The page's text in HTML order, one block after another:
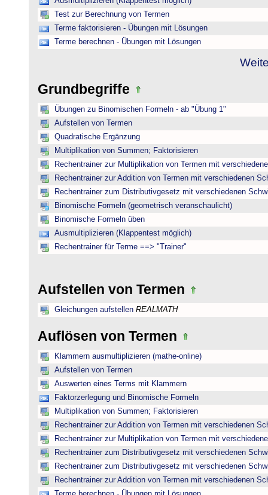
Test zur Berechnung von Termen
Terme faktorisieren - Übungen mit Lösungen
Terme berechnen - Übungen mit Lösungen
Grundbegriffe
Übungen zu Binomischen Formeln - ab "Übung 1"
Aufstellen von Termen
Quadratische Ergänzung
Multiplikation von Summen; Faktorisieren
Rechentrainer zur Multiplikation von Termen mit
Rechentrainer zur Addition von Termen mit verschiedenen
Rechentrainer zum Distributivgesetz mit verschiedenen
Binomische Formeln (geometrisch veranschaulicht)
Binomische Formeln üben
Ausmultiplizieren (Klappentest möglich)
Rechentrainer für Terme ==> "Trainer"
Aufstellen von Termen
Gleichungen aufstellen REALMATH
Auflösen von Termen
Klammern ausmultiplizieren (mathe-online)
Aufstellen von Termen
Auswerten eines Terms mit Klammern
Faktorzerlegung und Binomische Formeln
Multiplikation von Summen; Faktorisieren
Rechentrainer zur Addition von Termen mit verschiedenen
Rechentrainer zur Multiplikation von Termen mit
Rechentrainer zum Distributivgesetz mit verschiedenen
Rechentrainer zum Distributivgesetz mit verschiedenen
Rechentrainer zur Addition von Termen mit verschiedenen